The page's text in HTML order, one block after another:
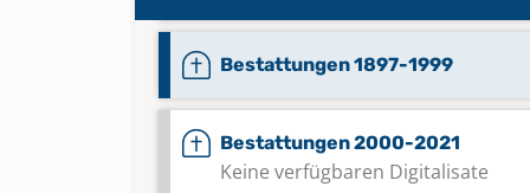
Bestattungen 1897-1999
Bestattungen 2000-2021
Keine verfügbaren Digitalisate